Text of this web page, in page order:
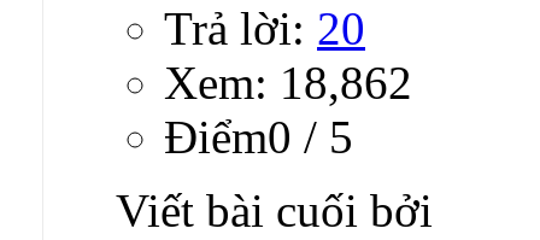
Trả lời: 20
Xem: 18,862
Ðiểm0 / 5
Viết bài cuối bởi